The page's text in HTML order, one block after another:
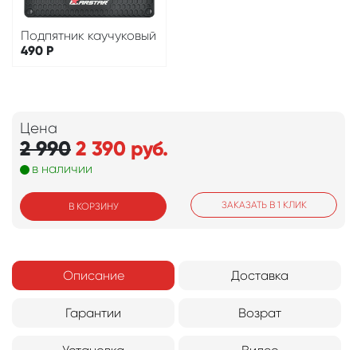
Подпятник каучуковый
490 Р
Цена
2 9902 390 руб.
в наличии
В КОРЗИНУ ЗАКАЗАТЬ В 1 КЛИК
Описание Доставка
Гарантии Возрат